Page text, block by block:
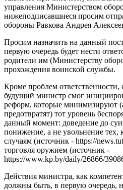
управления Министерством
нижеподписавшиеся просим
обороны Равкова Андрея
Просим назначить на данный
первую очередь будет нести
родители им (Министерству
прохождения воинской службы.
Кроме проблем
будущий министр смог
реформ, которые минимизируют
предотвратят) тот уровень
данный момент: доведение до
понижение, а не увольнение тех,
случаям (источник - https://
торговля оружием (источник -
https://www.kp.by/daily/26866/
Действия министра, как
должны быть, в первую очередь,